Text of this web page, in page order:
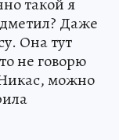
Даже
Она тут
не говорю
можно